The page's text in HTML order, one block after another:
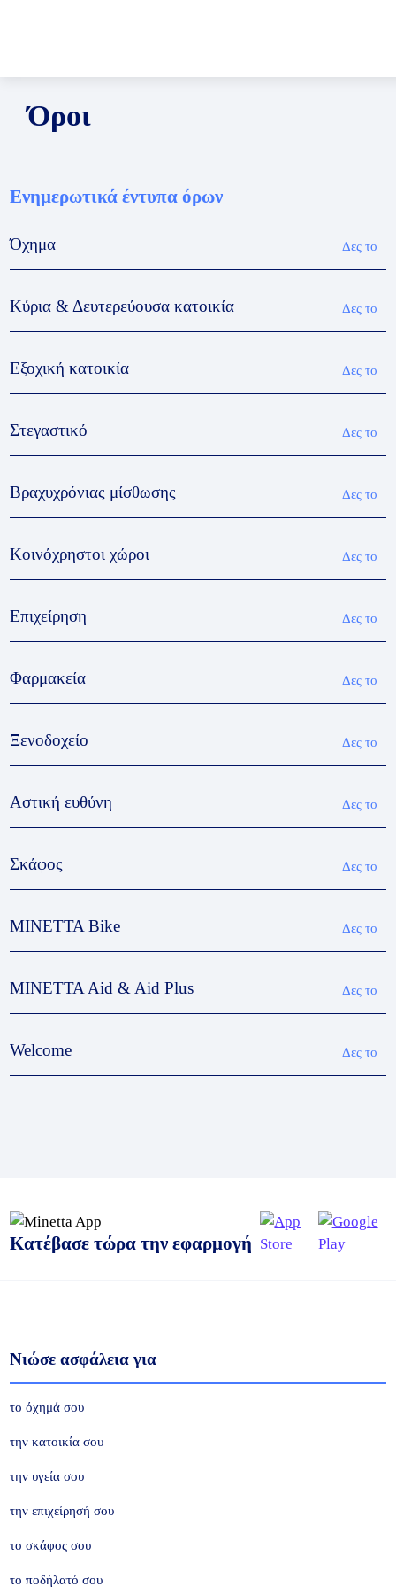
Όροι
Ενημερωτικά έντυπα όρων
Όχημα Δες το
Κύρια & Δευτερεύουσα κατοικία Δες το
Εξοχική κατοικία Δες το
Στεγαστικό Δες το
Βραχυχρόνιας μίσθωσης Δες το
Κοινόχρηστοι χώροι Δες το
Επιχείρηση Δες το
Φαρμακεία Δες το
Ξενοδοχείο Δες το
Αστική ευθύνη Δες το
Σκάφος Δες το
MINETTA Bike Δες το
MINETTA Aid & Aid Plus Δες το
Welcome Δες το
Κατέβασε τώρα την εφαρμογή
Νιώσε ασφάλεια για
το όχημά σου
την κατοικία σου
την υγεία σου
την επιχείρησή σου
το σκάφος σου
το ποδήλατό σου